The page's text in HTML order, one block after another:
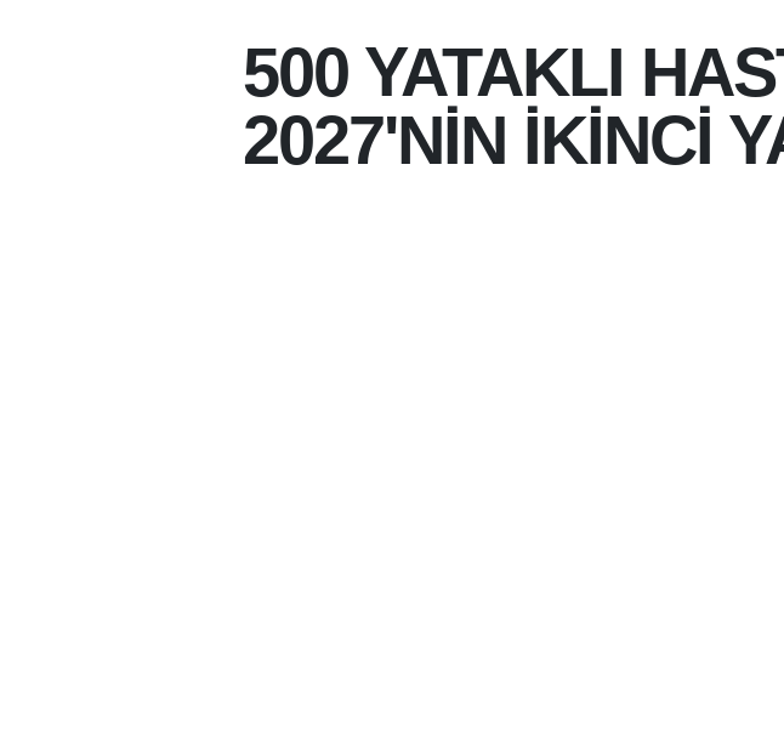
500 YATAKLI
2027'NİN İKİNCİ